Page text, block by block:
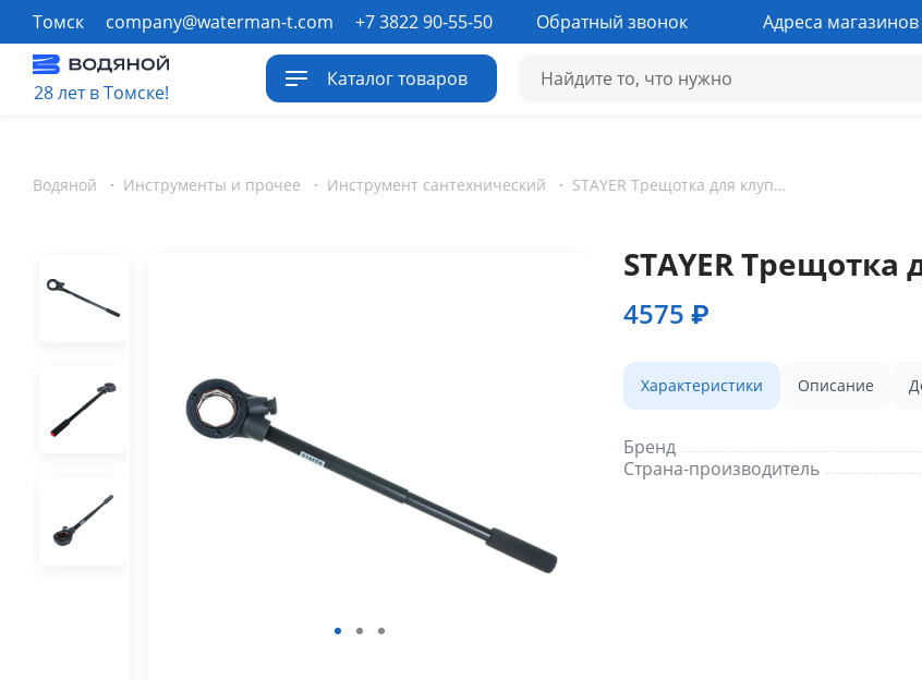
Томск company@waterman-t.com +7 3822 90-55-50 Обратный звонок Адреса магазинов
28 лет в Томске!
Каталог товаров
Водяной · Инструменты и прочее · Инструмент сантехнический · STAYER Трещотка для клуппов
STAYER Трещотка
4575 ₽
Характеристики Описание
Бренд
Страна-производитель